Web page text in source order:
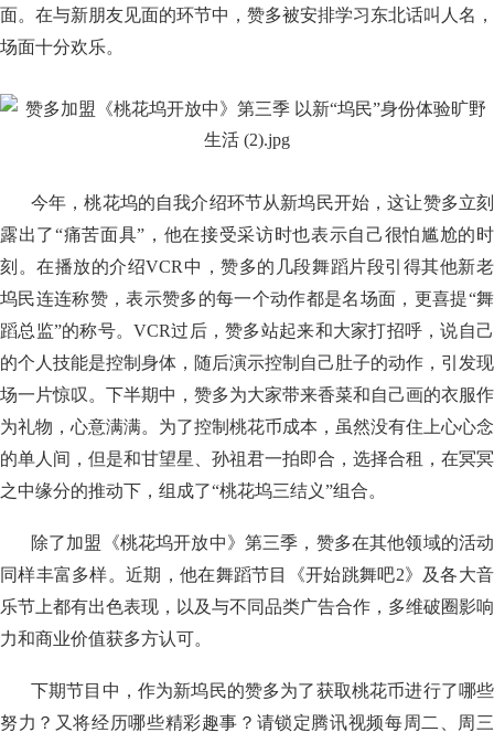
面。在与新朋友见面的环节中，赞多被安排学习东北话叫人名，
场面十分欢乐。
今年，桃花坞的自我介绍环节从新坞民开始，这让赞多立刻
露出了“痛苦面具”，他在接受采访时也表示自己很怕尴尬的时
刻。在播放的介绍VCR中，赞多的几段舞蹈片段引得其他新老
坞民连连称赞，表示赞多的每一个动作都是名场面，更喜提“舞
蹈总监”的称号。VCR过后，赞多站起来和大家打招呼，说自己
的个人技能是控制身体，随后演示控制自己肚子的动作，引发现
场一片惊叹。下半期中，赞多为大家带来香菜和自己画的衣服作
为礼物，心意满满。为了控制桃花币成本，虽然没有住上心心念
的单人间，但是和甘望星、孙祖君一拍即合，选择合租，在冥冥
之中缘分的推动下，组成了“桃花坞三结义”组合。
除了加盟《桃花坞开放中》第三季，赞多在其他领域的活动
同样丰富多样。近期，他在舞蹈节目《开始跳舞吧2》及各大音
乐节上都有出色表现，以及与不同品类广告合作，多维破圈影响
力和商业价值获多方认可。
下期节目中，作为新坞民的赞多为了获取桃花币进行了哪些
努力？又将经历哪些精彩趣事？请锁定腾讯视频每周二、周三